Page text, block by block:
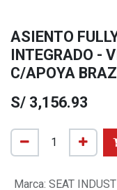
ASIENTO
INTEGRADO -
C/APOYA
S/ 3,156.93
Marca: SEAT